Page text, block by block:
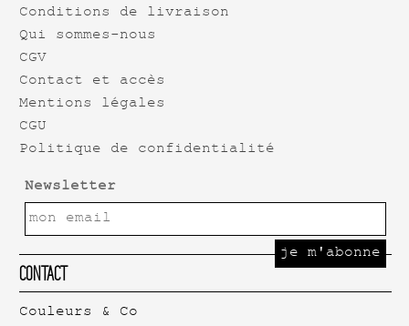
Conditions de livraison
Qui sommes-nous
CGV
Contact et accès
Mentions légales
CGU
Politique de confidentialité
Newsletter
Contact
Couleurs & Co